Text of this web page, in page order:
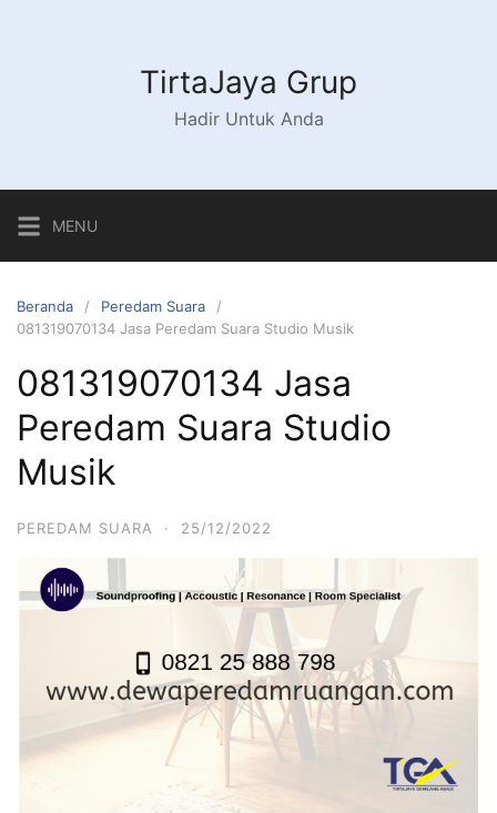
TirtaJaya Grup
Hadir Untuk Anda
MENU
Beranda
Peredam Suara
081319070134 Jasa Peredam Suara Studio Musik
081319070134 Jasa
Peredam Suara Studio
Musik
PEREDAM SUARA · 25/12/2022